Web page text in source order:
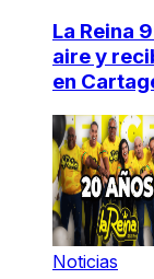
La Reina
aire y
en
Noticias